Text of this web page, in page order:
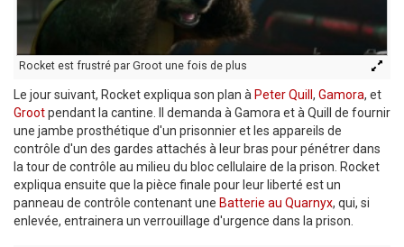
Rocket est frustré par Groot une fois de plus
Le jour suivant, Rocket expliqua son plan à Peter Quill , Gamora, et
Grootpendant la cantine. Il demanda à Gamora et à Quill de fournir
une jambe prosthétique d'un prisonnier et les appareils de
contrôle d'un des gardes attachés à leur bras pour pénétrer dans
la tour de contrôle au milieu du bloc cellulaire de la prison. Rocket
expliqua ensuite que la pièce finale pour leur liberté est un
panneau de contrôle contenant une Batterie au Quarnyx, qui, si
enlevée, entrainera un verrouillage d'urgence dans la prison.